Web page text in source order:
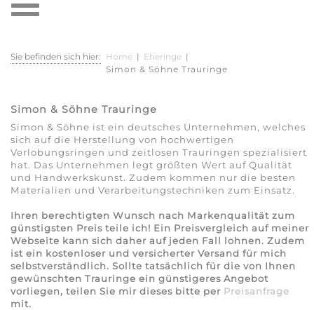
Sie befinden sich hier: Home | Eheringe |
Simon & Söhne Trauringe
Simon & Söhne Trauringe
Simon & Söhne ist ein deutsches Unternehmen, welches
sich auf die Herstellung von hochwertigen
Verlobungsringen und zeitlosen Trauringen spezialisiert
hat. Das Unternehmen legt größten Wert auf Qualität
und Handwerkskunst. Zudem kommen nur die besten
Materialien und Verarbeitungstechniken zum Einsatz.
Ihren berechtigten Wunsch nach Markenqualität zum
günstigsten Preis teile ich! Ein Preisvergleich auf meiner
Webseite kann sich daher auf jeden Fall lohnen. Zudem
ist ein kostenloser und versicherter Versand für mich
selbstverständlich. Sollte tatsächlich für die von Ihnen
gewünschten Trauringe ein günstigeres Angebot
vorliegen, teilen Sie mir dieses bitte per Preisanfrage
mit.